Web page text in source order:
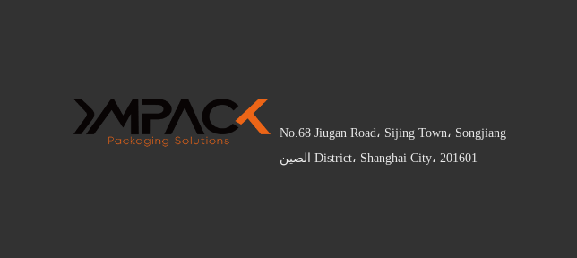
No.68 Jiugan Road، Sijing Town، Songjiang
District، Shanghai City، 201601 الصين